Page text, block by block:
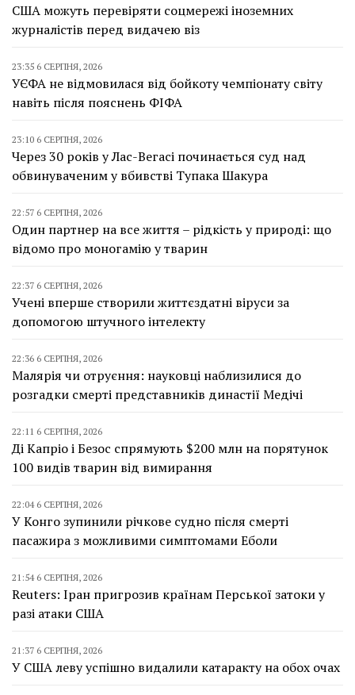
США можуть перевіряти соцмережі іноземних
журналістів перед видачею віз
23:35 6 СЕРПНЯ, 2026
УЄФА не відмовилася від бойкоту чемпіонату світу
навіть після пояснень ФІФА
23:10 6 СЕРПНЯ, 2026
Через 30 років у Лас-Вегасі починається суд над
обвинуваченим у вбивстві Тупака Шакура
22:57 6 СЕРПНЯ, 2026
Один партнер на все життя – рідкість у природі: що
відомо про моногамію у тварин
22:37 6 СЕРПНЯ, 2026
Учені вперше створили життєздатні віруси за
допомогою штучного інтелекту
22:36 6 СЕРПНЯ, 2026
Малярія чи отруєння: науковці наблизилися до
розгадки смерті представників династії Медічі
22:11 6 СЕРПНЯ, 2026
Ді Капріо і Безос спрямують $200 млн на порятунок
100 видів тварин від вимирання
22:04 6 СЕРПНЯ, 2026
У Конго зупинили річкове судно після смерті
пасажира з можливими симптомами Еболи
21:54 6 СЕРПНЯ, 2026
Reuters: Іран пригрозив країнам Перської затоки у
разі атаки США
21:37 6 СЕРПНЯ, 2026
У США леву успішно видалили катаракту на обох очах